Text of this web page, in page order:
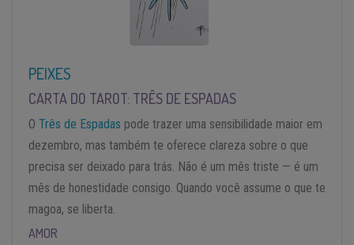
PEIXES
CARTA DO TAROT: TRÊS DE ESPADAS
O Três de Espadas pode trazer uma sensibilidade maior em
dezembro, mas também te oferece clareza sobre o que
precisa ser deixado para trás. Não é um mês triste — é um
mês de honestidade consigo. Quando você assume o que te
magoa, se liberta.
AMOR